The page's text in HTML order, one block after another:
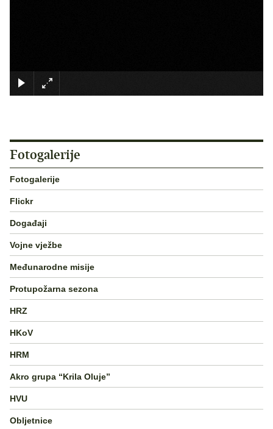
Fotogalerije
Fotogalerije
Flickr
Događaji
Vojne vježbe
Međunarodne misije
Protupožarna sezona
HRZ
HKoV
HRM
Akro grupa “Krila Oluje”
HVU
Obljetnice